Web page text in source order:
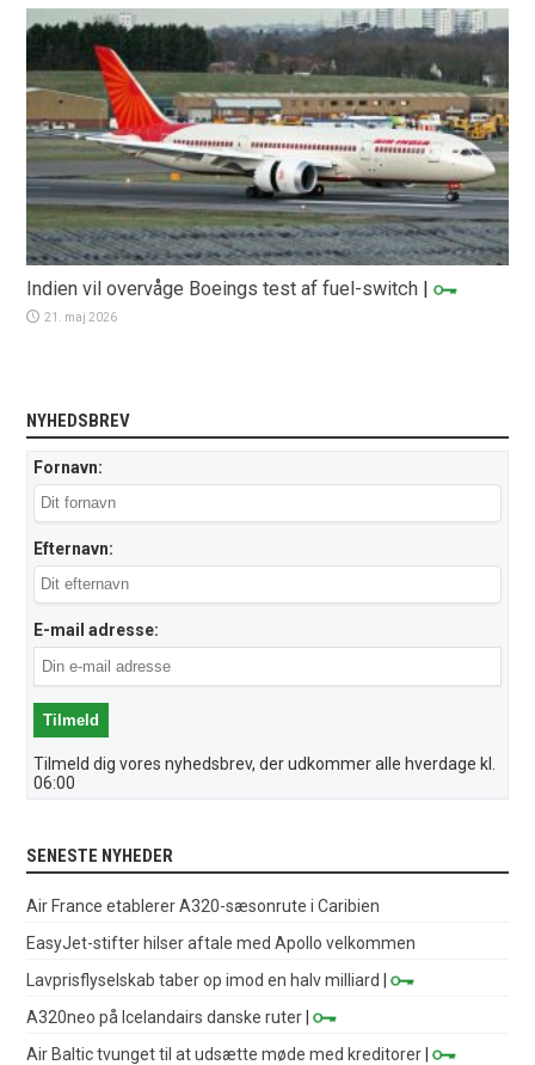
Indien vil overvåge Boeings test af fuel-switch |
21. maj 2026
NYHEDSBREV
Fornavn:
Efternavn:
E-mail adresse:
Tilmeld dig vores nyhedsbrev, der udkommer alle hverdage kl.
06:00
SENESTE NYHEDER
Air France etablerer A320-sæsonrute i Caribien
EasyJet-stifter hilser aftale med Apollo velkommen
Lavprisflyselskab taber op imod en halv milliard
|
A320neo på Icelandairs danske ruter |
Air Baltic tvunget til at udsætte møde med kreditorer |